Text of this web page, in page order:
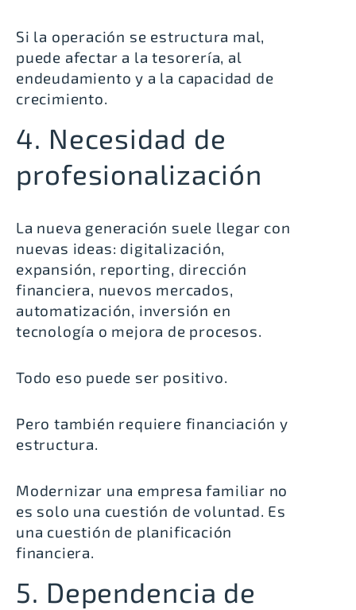
Si la operación se estructura mal,
puede afectar a la tesorería, al
endeudamiento y a la capacidad de
crecimiento.
4. Necesidad de
profesionalización
La nueva generación suele llegar con
nuevas ideas: digitalización,
expansión, reporting, dirección
financiera, nuevos mercados,
automatización, inversión en
tecnología o mejora de procesos.
Todo eso puede ser positivo.
Pero también requiere financiación y
estructura.
Modernizar una empresa familiar no
es solo una cuestión de voluntad. Es
una cuestión de planificación
financiera.
5. Dependencia de